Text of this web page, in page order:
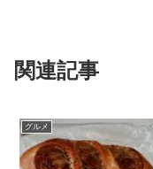
関連記事
グルメ